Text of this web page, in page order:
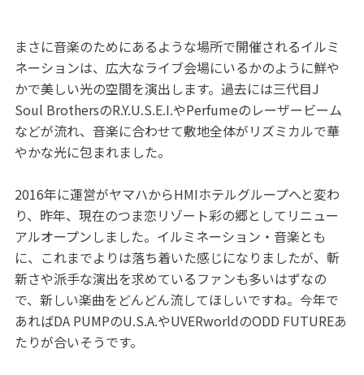
まさに音楽のためにあるような場所で開催されるイルミ
ネーションは、広大なライブ会場にいるかのように鮮や
かで美しい光の空間を演出します。過去には三代目J
Soul BrothersのR.Y.U.S.E.I.やPerfumeのレーザービーム
などが流れ、音楽に合わせて敷地全体がリズミカルで華
やかな光に包まれました。
2016年に運営がヤマハからHMIホテルグループへと変わ
り、昨年、現在のつま恋リゾート彩の郷としてリニュー
アルオープンしました。イルミネーション・音楽とも
に、これまでよりは落ち着いた感じになりましたが、斬
新さや派手な演出を求めているファンも多いはずなの
で、新しい楽曲をどんどん流してほしいですね。今年で
あればDA PUMPのU.S.A.やUVERworldのODD FUTUREあ
たりが合いそうです。